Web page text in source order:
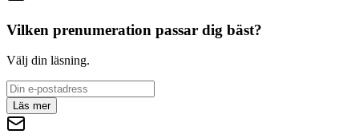
Vilken prenumeration passar dig bäst?
Välj din läsning.
Läs mer